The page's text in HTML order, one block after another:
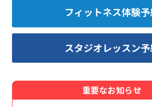
フィットネス体験
スタジオレッスン
重要なお知らせ